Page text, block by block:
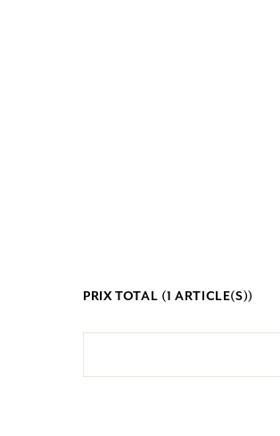
PRIX TOTAL (1 ARTICLE(S))